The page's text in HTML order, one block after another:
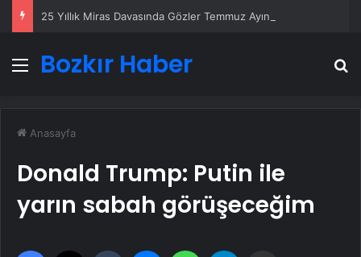
Menü
Bozkır Haber
Anasayfa
Donald Trump: Putin ile
yarın sabah görüşeceğim
Facebook Tumblr MessengerWhatsApp